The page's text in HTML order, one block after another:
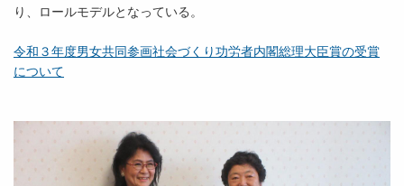
り、ロールモデルとなっている。
令和３年度男女共同参画社会づくり功労者内閣総理大臣賞の受賞
について